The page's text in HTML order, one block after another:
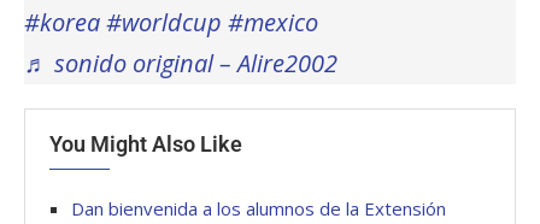
#korea#worldcup #mexico
♬ sonido original – Alire2002
You Might Also Like
Dan bienvenida a los alumnos de la Extensión